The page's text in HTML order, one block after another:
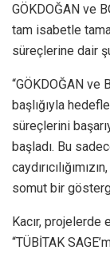
GÖKDOĞAN ve
tam isabetle
süreçlerine dair
“GÖKDOĞAN
başlığıyla
süreçlerini
başladı. Bu
somut bir
Kacır,
“TÜBİTAK